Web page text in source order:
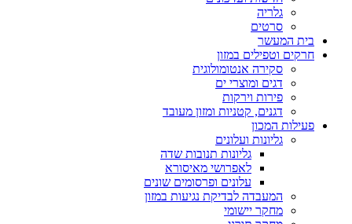
גלריה
סרטים
בית המעשר
חרקים וטפילים במזון
סקירה אנטומולוגית
דגים ומוצרי ים
פירות וירקות
דגנים, קטניות ומזון מעובד
פעילות המכון
גליונות ועלונים
גליונות תנובות שדה
לאפרושי מאיסורא
עלונים ופרסומים שונים
המעבדה לבדיקת נגיעות במזון
מחקר יישומי